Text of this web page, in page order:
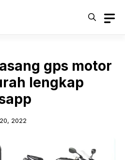
gps motor
lengkap
2022